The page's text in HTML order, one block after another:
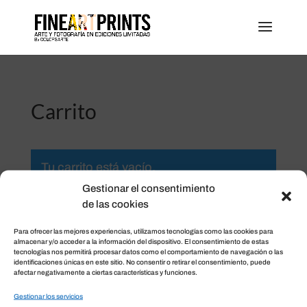
Gestionar el consentimiento
de las cookies
Para ofrecer las mejores experiencias, utilizamos tecnologías como las cookies para
almacenar y/o acceder a la información del dispositivo. El consentimiento de estas
tecnologías nos permitirá procesar datos como el comportamiento de navegación o las
identificaciones únicas en este sitio. No consentir o retirar el consentimiento, puede
afectar negativamente a ciertas características y funciones.
Gestionar los servicios
Carrito
Tu carrito está vacío.
Buscar